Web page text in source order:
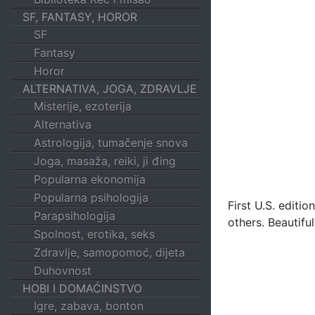
SF, FANTASY, HOROR
SF
Fantasy
Horor
ALTERNATIVA, JOGA, ZDRAVLJE
Misterije, ezoterija
Alternativa
Astrologija, tumačenje snova
Joga, masaža, reiki, ji đing
Popularna ekonomija
Popularna psihologija
Parapsihologija
Spolnost, erotika, seks
Zdravlje, samopomoć, dijeta
Duhovnost
HOBI I DOMAĆINSTVO
Igre, zabava, bonton
First U.S.
others.